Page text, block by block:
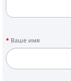
Ваше имя